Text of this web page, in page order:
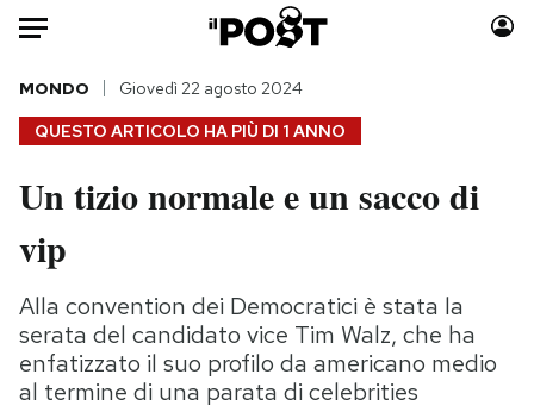
Auto
HOME
Italia
Tecnologia
Internet
Scienza
Cultura
Moda
Storie/Idee
Ok Boomer!
Media
Europa
QUESTO ARTICOLO HA PIÙ DI 1 ANNO
MONDO Giovedì 22 agosto 2024
Un tizio normale e un sacco di
vip
Alla convention dei Democratici è stata la
serata del candidato vice Tim Walz, che ha
enfatizzato il suo profilo da americano medio
al termine di una parata di celebrities